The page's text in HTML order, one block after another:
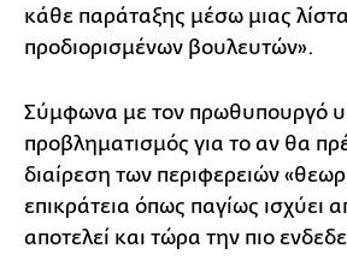
κάθε παράταξης μέσω μιας
προδιορισμένων βουλευτών».
Σύμφωνα με τον πρωθυπουργό
προβληματισμός για το αν θα
διαίρεση των περιφερειών
επικράτεια όπως παγίως ισχύει
αποτελεί και τώρα την πιο